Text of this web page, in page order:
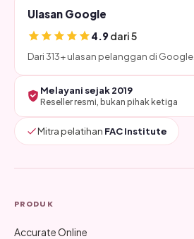
Ulasan Google
4.9dari 5
Dari 313+ ulasan pelanggan di Google.
Melayani sejak 2019
Reseller resmi, bukan pihak ketiga
Mitra pelatihan FAC Institute
PRODUK
Accurate Online